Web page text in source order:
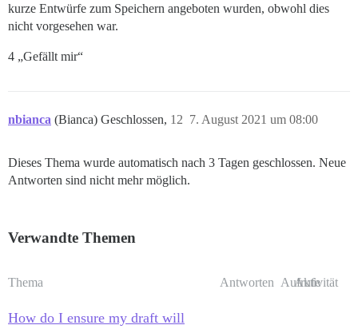
kurze Entwürfe zum Speichern angeboten wurden, obwohl dies
nicht vorgesehen war.
4 „Gefällt mir“
nbianca (Bianca) Geschlossen, 7. August 2021 um 08:00
12
Dieses Thema wurde automatisch nach 3 Tagen geschlossen. Neue
Antworten sind nicht mehr möglich.
Verwandte Themen
Thema Antworten Aufrufe
Aktivität
How do I ensure my draft will